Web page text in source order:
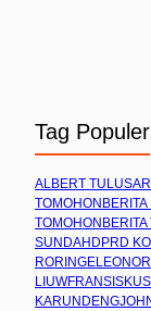
Tag Populer
ALBERT TULUS
TOMOHON
TOMOHON
SUNDAH DPRD
RORING
LIUW
KARUNDENG